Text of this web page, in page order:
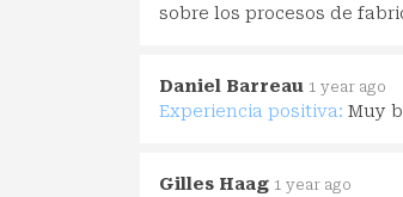
sobre los procesos de
Daniel Barreau 1 year ago
Experiencia positiva: Muy
Gilles Haag 1 year ago